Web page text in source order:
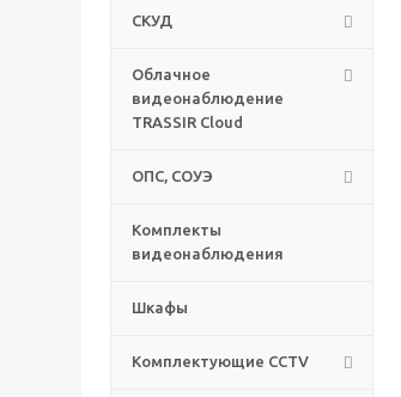
СКУД
Облачное
видеонаблюдение
TRASSIR Cloud
ОПС, СОУЭ
Комплекты
видеонаблюдения
Шкафы
Комплектующие CCTV